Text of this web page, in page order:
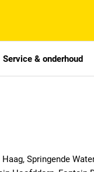
Service & onderhoud
Springende